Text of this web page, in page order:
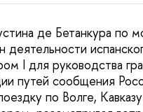
де Бетанкура по
I для руководства
путей сообщения
по Волге,